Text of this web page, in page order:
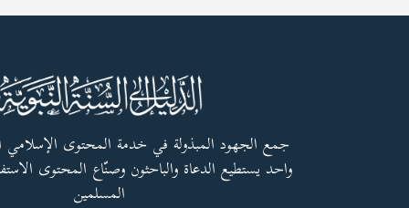
جمع الجهود المبذولة في خدمة المحتوى
واحد يستطيع الدعاة والباحثون وصنّاع المحتوى
المسلمين